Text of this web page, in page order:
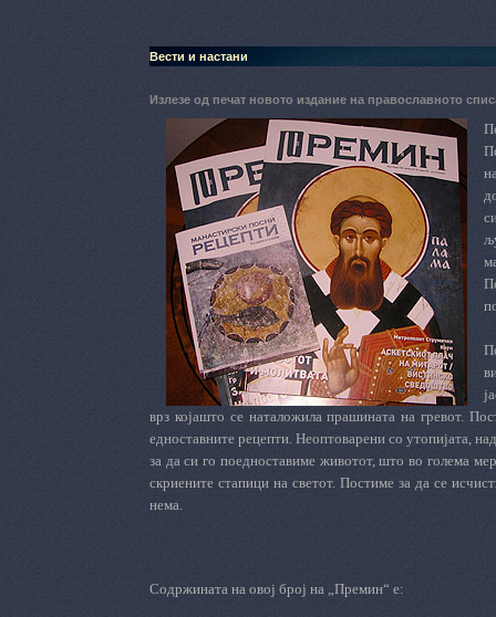
Вести и настани
Излезе од печат новото издание на православното
врз којашто се наталожила прашината на гревот.
едноставните рецепти. Неоптоварени со утопијата,
за да си го поедноставиме животот, што во голема
скриените стапици на светот. Постиме за да се
нема.
Содржината на овој број на „Премин“ е: